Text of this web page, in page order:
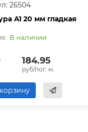
26504
А1 20 мм гладкая
В наличии
184.95
руб/пог. м.